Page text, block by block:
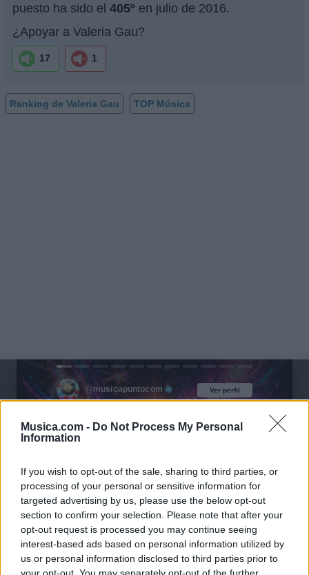
Musica.com - Do Not Process My Personal
Information
If you wish to opt-out of the sale, sharing to third parties, or
processing of your personal or sensitive information for
targeted advertising by us, please use the below opt-out
section to confirm your selection. Please note that after your
opt-out request is processed you may continue seeing
interest-based ads based on personal information utilized by
us or personal information disclosed to third parties prior to
puesto ha sido el 405º en julio de 2016.
¿Apoyar a Valeria Gau?
17 1
Ranking de Valeria Gau TOP Música
Ver perfil
@musicapuntocom Ver perfil